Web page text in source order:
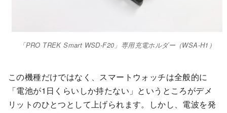
「PRO TREK Smart WSD-F20」専用充電ホルダー（WSA-H1）
この機種だけではなく、スマートウォッチは全般的に
「電池が1日くらいしか持たない」というところがデメ
リットのひとつとして上げられます。しかし、電波を発